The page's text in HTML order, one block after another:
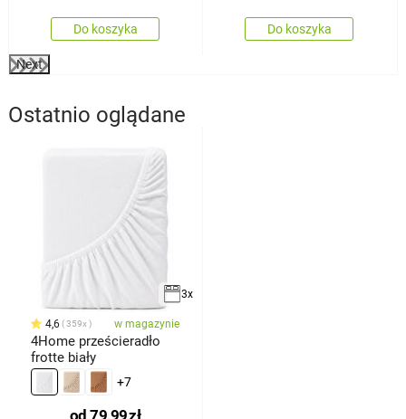
Do koszyka Do koszyka
Next
Ostatnio oglądane
3x
4,6 359x w magazynie
4Home prześcieradło
frotte biały
+7